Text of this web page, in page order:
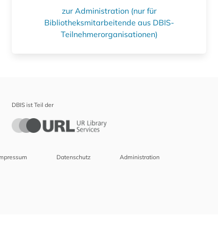
zur Administration (nur für
Bibliotheksmitarbeitende aus DBIS-
Teilnehmerorganisationen)
DBIS ist Teil der
Datenschutz Administration